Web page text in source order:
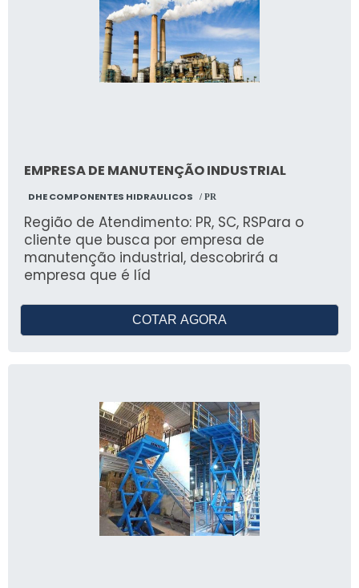
EMPRESA DE MANUTENÇÃO INDUSTRIAL
DHE COMPONENTES HIDRAULICOS / PR
Região de Atendimento: PR, SC, RSPara o
cliente que busca por empresa de
manutenção industrial, descobrirá a
empresa que é líd
COTAR AGORA